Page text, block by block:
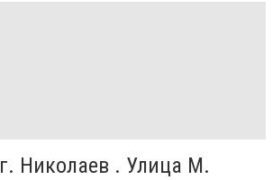
г. Николаев . Улица М.